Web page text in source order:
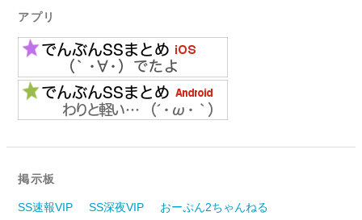
アプリ
掲示板
SS速報VIP SS深夜VIP おーぷん2ちゃんねる